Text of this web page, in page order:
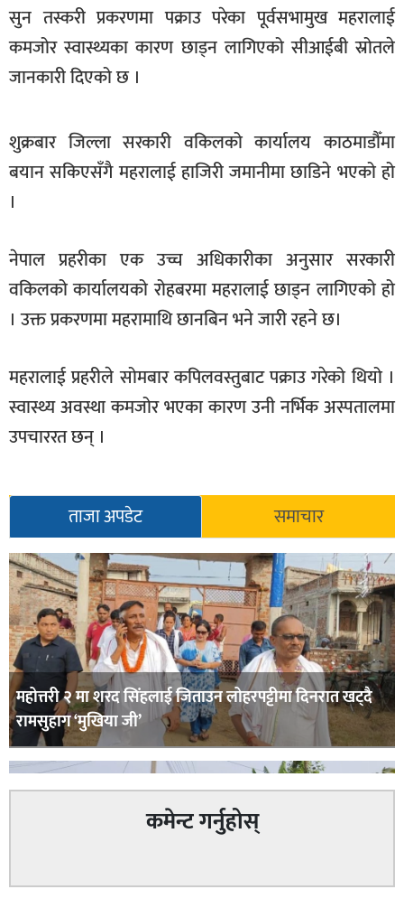
खेलकुद
मनोरञ्जन
भिडियो
अन्य
शिक्षा
विचार
स्वास्थ्य
सुन तस्करी प्रकरणमा पक्राउ परेका पूर्वसभामुख महरालाई
कमजोर स्वास्थ्यका कारण छाड्न लागिएको सीआईबी स्रोतले
जानकारी दिएको छ ।
शुक्रबार जिल्ला सरकारी वकिलको कार्यालय काठमाडौँमा
बयान सकिएसँगै महरालाई हाजिरी जमानीमा छाडिने भएको हो
।
नेपाल प्रहरीका एक उच्च अधिकारीका अनुसार सरकारी
वकिलको कार्यालयको रोहबरमा महरालाई छाड्न लागिएको हो
। उक्त प्रकरणमा महरामाथि छानबिन भने जारी रहने छ।
महरालाई प्रहरीले सोमबार कपिलवस्तुबाट पक्राउ गरेको थियो ।
स्वास्थ्य अवस्था कमजोर भएका कारण उनी नर्भिक अस्पतालमा
उपचाररत छन् ।
ताजा अपडेट समाचार
महोत्तरी २ मा शरद सिंहलाई जिताउन लोहरपट्टीमा दिनरात खट्दै
रामसुहाग ‘मुखिया जी’
कमेन्ट गर्नुहोस्